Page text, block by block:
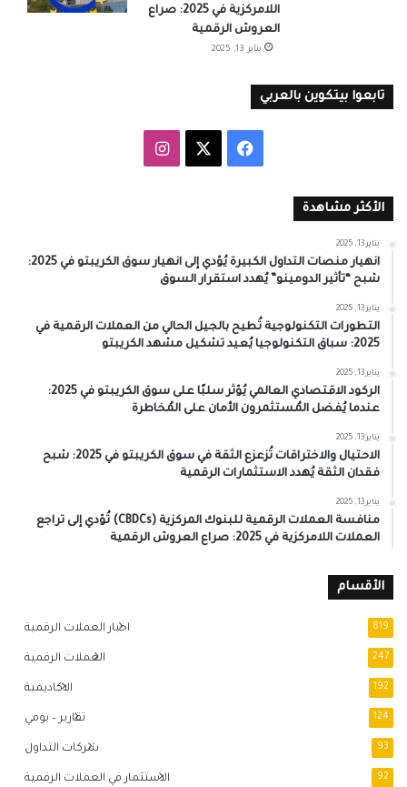
اللامركزية في 2025: صراع
العروش الرقمية
يناير 13, 2025
تابعوا بيتكوين بالعربي
فيسبوك انستقرام
الأكثر مشاهدة
يناير 13, 2025
انهيار منصات التداول الكبيرة يُؤدي إلى انهيار سوق الكريبتو في 2025:
شبح “تأثير الدومينو” يُهدد استقرار السوق
يناير 13, 2025
التطورات التكنولوجية تُطيح بالجيل الحالي من العملات الرقمية في
2025: سباق التكنولوجيا يُعيد تشكيل مشهد الكريبتو
يناير 13, 2025
الركود الاقتصادي العالمي يُؤثر سلبًا على سوق الكريبتو في 2025:
عندما يُفضل المُستثمرون الأمان على المُخاطرة
يناير 13, 2025
الاحتيال والاختراقات تُزعزع الثقة في سوق الكريبتو في 2025: شبح
فقدان الثقة يُهدد الاستثمارات الرقمية
يناير 13, 2025
منافسة العملات الرقمية للبنوك المركزية (CBDCs) تُؤدي إلى تراجع
العملات اللامركزية في 2025: صراع العروش الرقمية
الأقسام
اخبار العملات الرقمية 819
العملات الرقمية 247
الاكاديمية 192
تقارير – يومي 124
شركات التداول 93
الاستثمار في العملات الرقمية 92